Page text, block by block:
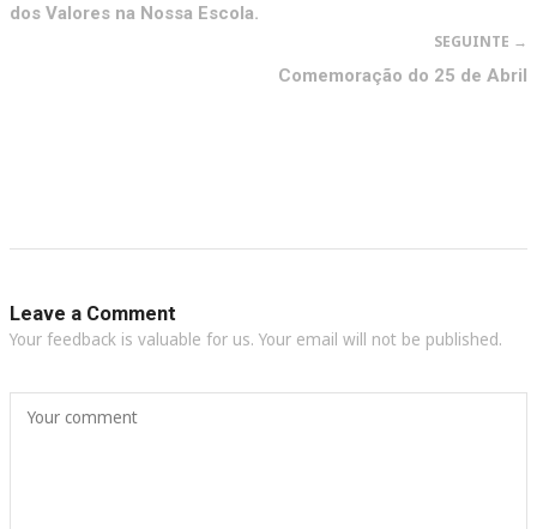
dos Valores na Nossa Escola.
SEGUINTE →
Comemoração do 25 de Abril
Leave a Comment
Your feedback is valuable for us. Your email will not be published.
Your comment